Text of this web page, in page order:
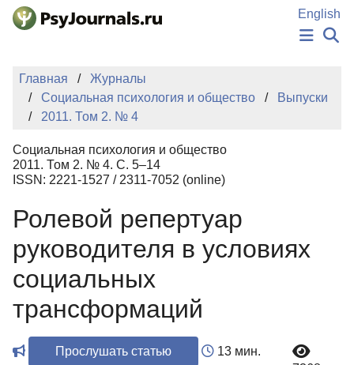
Перейти к основному содержанию
English
НОВОСТИ
ИЗДАНИЯ
БАЗА ЗНАНИЙ
КЛЮЧЕВЫЕ СЛОВА
Регистрация
Главная
Журналы
Социальная психология и общество
Выпуски
2011. Том 2. № 4
Социальная психология и общество
2011. Том 2. № 4. С. 5–14
ISSN: 2221-1527 / 2311-7052 (online)
Ролевой репертуар
руководителя в условиях
социальных
трансформаций
Прослушать статью
13 мин.